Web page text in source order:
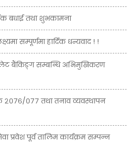
बधाई तथा शुभकामना
सम्पूर्णमा हार्दिक धन्यवाद ! !
बैंकिङ्ग सम्बन्धि अभिमुखिकरण
२०७६/०७७ तथा तनाव व्यवस्थापन
प्रवेश पूर्व तालिम कार्यक्रम सम्पन्न